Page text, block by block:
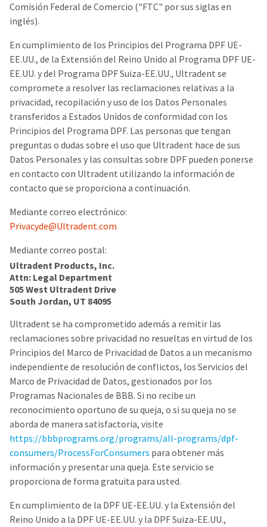
Comisión Federal de Comercio ("FTC" por sus siglas en
inglés).
En cumplimiento de los Principios del Programa DPF UE-
EE.UU., de la Extensión del Reino Unido al Programa DPF UE-
EE.UU. y del Programa DPF Suiza-EE.UU., Ultradent se
compromete a resolver las reclamaciones relativas a la
privacidad, recopilación y uso de los Datos Personales
transferidos a Estados Unidos de conformidad con los
Principios del Programa DPF. Las personas que tengan
preguntas o dudas sobre el uso que Ultradent hace de sus
Datos Personales y las consultas sobre DPF pueden ponerse
en contacto con Ultradent utilizando la información de
contacto que se proporciona a continuación.
Mediante correo electrónico:
Privacyde@Ultradent.com
Mediante correo postal:
Ultradent Products, Inc.
Attn: Legal Department
505 West Ultradent Drive
South Jordan, UT 84095
Ultradent se ha comprometido además a remitir las
reclamaciones sobre privacidad no resueltas en virtud de los
Principios del Marco de Privacidad de Datos a un mecanismo
independiente de resolución de conflictos, los Servicios del
Marco de Privacidad de Datos, gestionados por los
Programas Nacionales de BBB. Si no recibe un
reconocimiento oportuno de su queja, o si su queja no se
aborda de manera satisfactoria, visite
https://bbbprograms.org/programs/all-programs/dpf-
consumers/ProcessForConsumers para obtener más
información y presentar una queja. Este servicio se
proporciona de forma gratuita para usted.
En cumplimiento de la DPF UE-EE.UU. y la Extensión del
Reino Unido a la DPF UE-EE.UU. y la DPF Suiza-EE.UU.,